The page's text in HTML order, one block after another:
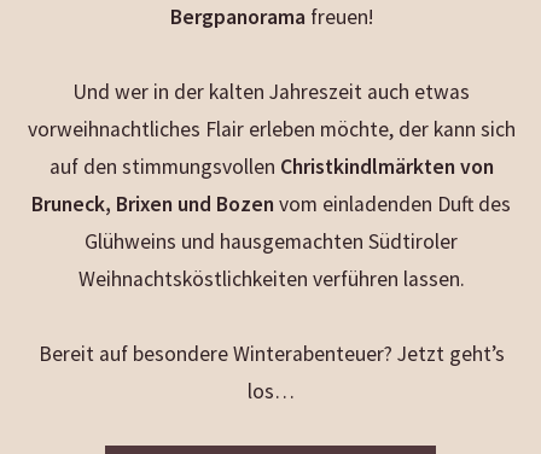
Bergpanorama freuen!
Und wer in der kalten Jahreszeit auch etwas
vorweihnachtliches Flair erleben möchte, der kann sich
auf den stimmungsvollen Christkindlmärkten von
Bruneck, Brixen und Bozen vom einladenden Duft des
Glühweins und hausgemachten Südtiroler
Weihnachtsköstlichkeiten verführen lassen.
Bereit auf besondere Winterabenteuer? Jetzt geht’s
los…